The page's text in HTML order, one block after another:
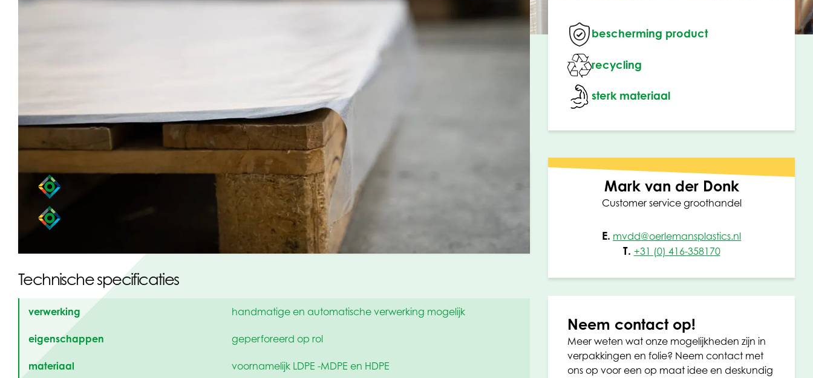
Topvellen of afdekvellen zijn speciaal op maat gemaakte beschermvellen voor een palletlading. Het afdekvel
beschermt de palletlading aan de bovenkant tegen water, stof en vuil. De afdekvellen worden geleverd op rol
en zijn eenvoudig in gebruik dankzij de geperforeerde vellen. Hierdoor kunnen pallets snel en efficiënt worden
afgedekt binnen handmatige en geautomatiseerde verpakkingsprocessen.
Toepassingen
Technische specificaties
verwerking handmatige en automatische verwerking mogelijk
eigenschappen geperforeerd op rol
materiaal voornamelijk LDPE -MDPE en HDPE
bescherming product
recycling
sterk materiaal
Mark van der Donk
Customer service groothandel
E. mvdd@oerlemansplastics.nl
T. +31 (0) 416-358170
Neem contact op!
Meer weten wat onze mogelijkheden zijn in
verpakkingen en folie? Neem contact met
ons op voor een op maat idee en deskundig